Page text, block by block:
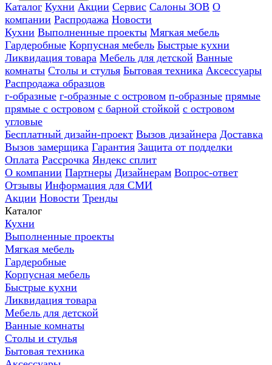
Каталог Кухни Акции Сервис Салоны ЗОВ О
компании Распродажа Новости
Кухни Выполненные проекты Мягкая мебель
Гардеробные Корпусная мебель Быстрые кухни
Ликвидация товара Мебель для детской Ванные
комнаты Столы и стулья Бытовая техника Аксессуары
Распродажа образцов
г-образные г-образные с островом п-образные прямые
прямые с островом с барной стойкой с островом
угловые
Бесплатный дизайн-проект Вызов дизайнера Доставка
Вызов замерщика Гарантия Защита от подделки
Оплата Рассрочка Яндекс сплит
О компании Партнеры Дизайнерам Вопрос-ответ
Отзывы Информация для СМИ
Акции Новости Тренды
Каталог
Кухни
Выполненные проекты
Мягкая мебель
Гардеробные
Корпусная мебель
Быстрые кухни
Ликвидация товара
Мебель для детской
Ванные комнаты
Столы и стулья
Бытовая техника